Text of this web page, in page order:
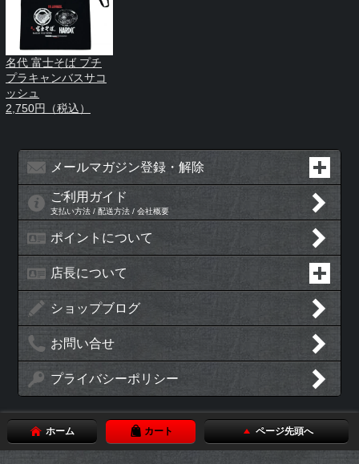
名代 富士そば プチ
プラキャンバスサコ
ッシュ
2,750円（税込）
メールマガジン登録・解除
ご利用ガイド
支払い方法 / 配送方法 / 会社概要
ポイントについて
店長について
ショップブログ
お問い合せ
プライバシーポリシー
ホーム カート ページ先頭へ